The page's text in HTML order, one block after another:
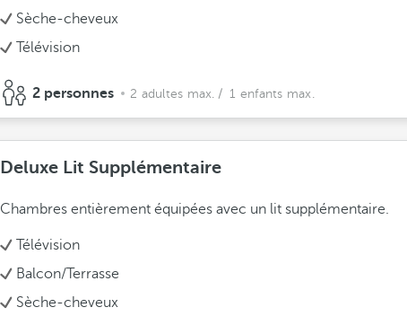
Sèche-cheveux
Télévision
2 personnes 2 adultes max. / 1 enfants max.
Deluxe Lit Supplémentaire
Chambres entièrement équipées avec un lit supplémentaire.
Télévision
Balcon/Terrasse
Sèche-cheveux